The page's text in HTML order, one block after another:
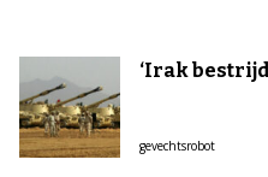
‘Irak
gevechtsrobot